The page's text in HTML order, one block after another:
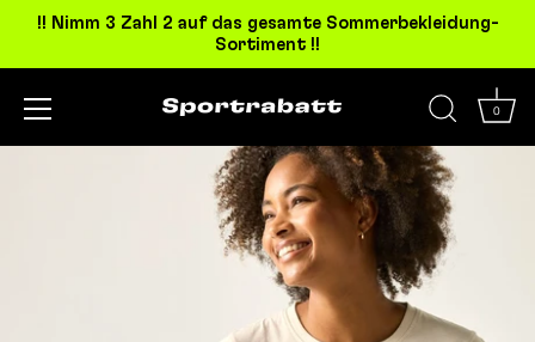
!! Nimm 3 Zahl 2 auf das gesamte Sommerbekleidung-
Sortiment !!
0